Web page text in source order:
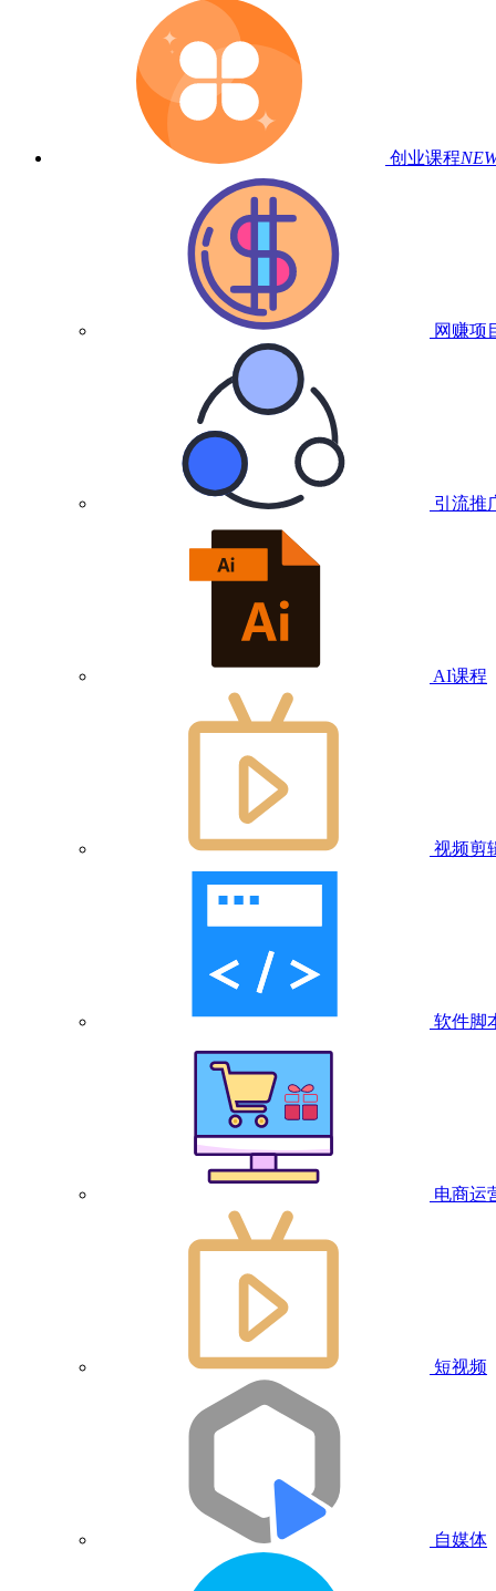
创业课程
网赚项
引流推
AI课程
视频剪
软件脚
电商运
短视频
自媒体